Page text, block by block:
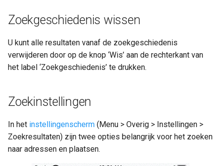
Zoekgeschiedenis wissen
U kunt alle resultaten vanaf de zoekgeschiedenis
verwijderen door op de knop ‘Wis’ aan de rechterkant van
het label ‘Zoekgeschiedenis’ te drukken.
Zoekinstellingen
In het instellingenscherm (Menu > Overig > Instellingen >
Zoekresultaten) zijn twee opties belangrijk voor het zoeken
naar adressen en plaatsen.